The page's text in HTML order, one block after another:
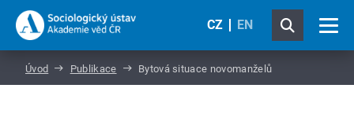
CZ EN
Úvod Publikace Bytová situace novomanželů